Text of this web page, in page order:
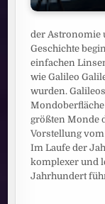
der Astronomie
Geschichte
einfachen
wie Galileo
wurden.
größten Monde
Vorstellung
Im Laufe der
komplexer und
Jahrhundert